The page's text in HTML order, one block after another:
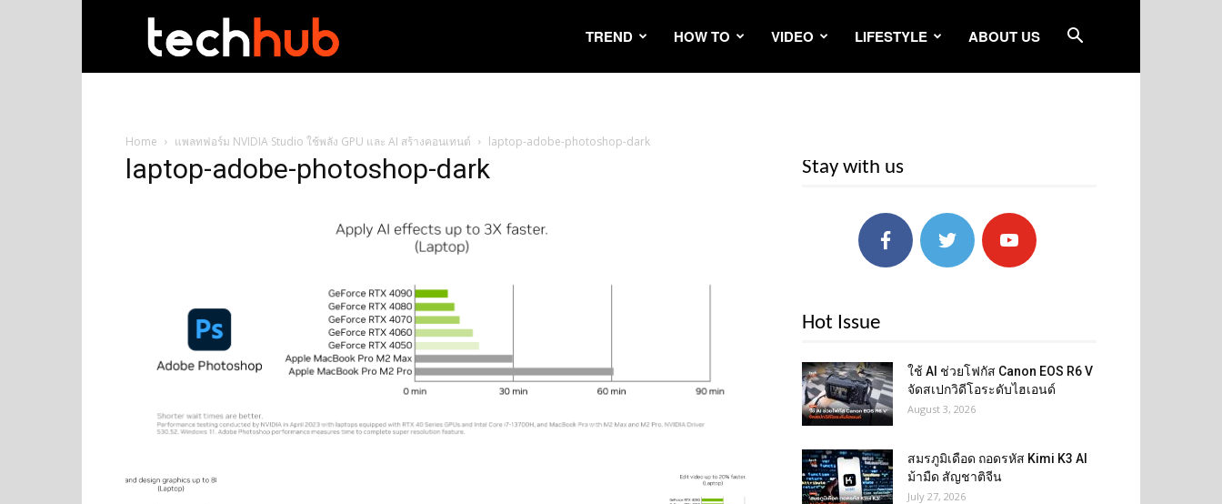
TREND HOW TO VIDEO LIFESTYLE ABOUT US
Home แพลทฟอร์ม NVIDIA Studio ใช้พลัง GPU และ AI สร้างคอนเทนต์ laptop-adobe-photoshop-dark
laptop-adobe-photoshop-dark Stay with us
Hot Issue
ใช้ AI ช่วยโฟกัส Canon EOS R6 V
จัดสเปกวิดีโอระดับไฮเอนด์
August 3, 2026
สมรภูมิเดือด ถอดรหัส Kimi K3 AI
ม้ามืด สัญชาติจีน
July 27, 2026